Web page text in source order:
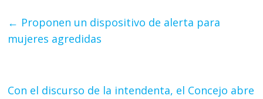
← Proponen un dispositivo de alerta para
mujeres agredidas
Con el discurso de la intendenta, el Concejo abre